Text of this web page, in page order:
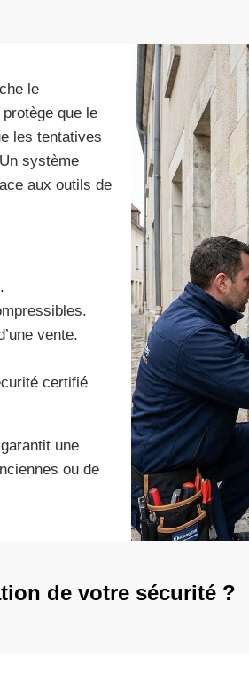
le
que le
les tentatives
système
aux outils de
vente.
certifié
garantit une
ou de
de votre sécurité ?